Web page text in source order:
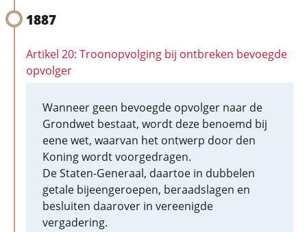
1887
Artikel 20: Troonopvolging bij ontbreken bevoegde
opvolger
Wanneer geen bevoegde opvolger naar de
Grondwet bestaat, wordt deze benoemd bij
eene wet, waarvan het ontwerp door den
Koning wordt voorgedragen.
De Staten-Generaal, daartoe in dubbelen
getale bijeengeroepen, beraadslagen en
besluiten daarover in vereenigde
vergadering.